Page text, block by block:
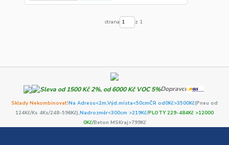
strana z 1
Dopravci
Sklady Nekombinovat!Na Adresu<2m,Výd.místa<50cmČR od0Kč>3500Kč(Pneu od
124Kč/Ks 4Ks/248-596Kč),Nadrozměr<300cm >219Kč/PLOTY 229-484Kč >12000
0Kč/Beton MSKraj>799Kč